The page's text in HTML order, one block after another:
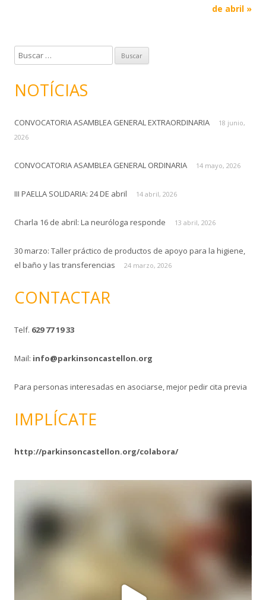
de abril »
u
c
r
:
NOTÍCIAS
CONVOCATORIA ASAMBLEA GENERAL EXTRAORDINARIA
18 junio,
2026
CONVOCATORIA ASAMBLEA GENERAL ORDINARIA 14 mayo, 2026
III PAELLA SOLIDARIA: 24 DE abril 14 abril, 2026
Charla 16 de abril: La neuróloga responde 13 abril, 2026
30 marzo: Taller práctico de productos de apoyo para la higiene,
el baño y las transferencias
24 marzo, 2026
CONTACTAR
Telf. 629 77 19 33
Mail: info@parkinsoncastellon.org
Para personas interesadas en asociarse, mejor pedir cita previa
IMPLÍCATE
http://parkinsoncastellon.org/colabora/